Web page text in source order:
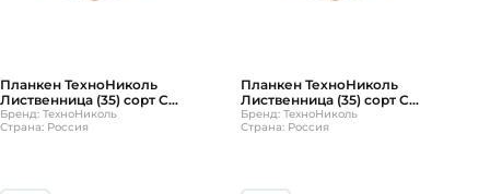
Планкен ТехноНиколь
Лиственница (35) сорт C
4000х140х20мм (4 шт)
Бренд: ТехноНиколь
Страна: Россия
Планкен ТехноНиколь
Лиственница (35) сорт C
3000х140х20мм (4 шт)
Бренд: ТехноНиколь
Страна: Россия